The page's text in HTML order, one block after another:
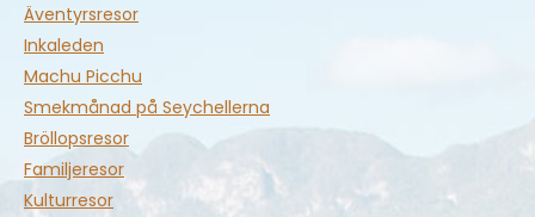
Äventyrsresor
Inkaleden
Machu Picchu
Smekmånad på Seychellerna
Bröllopsresor
Familjeresor
Kulturresor